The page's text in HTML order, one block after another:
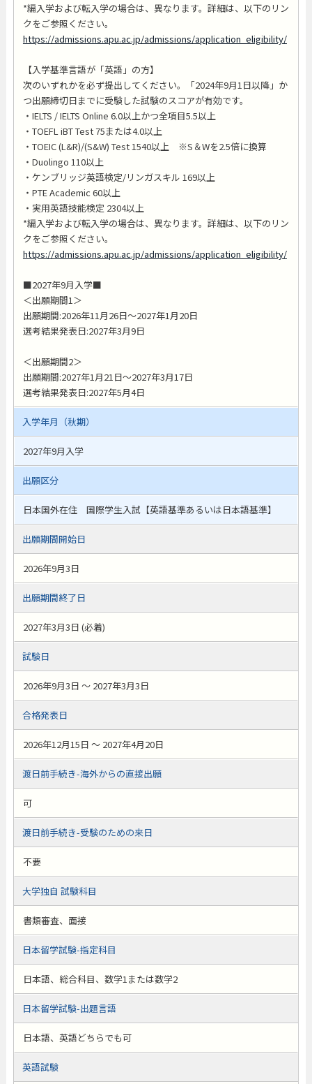
*編入学および転入学の場合は、異なります。詳細は、以下のリン
クをご参照ください。
https://admissions.apu.ac.jp/admissions/application_eligibility/
【入学基準言語が「英語」の方】
次のいずれかを必ず提出してください。「2024年9月1日以降」か
つ出願締切日までに受験した試験のスコアが有効です。
・IELTS / IELTS Online 6.0以上かつ全項目5.5以上
・TOEFL iBT Test 75または4.0以上
・TOEIC (L&R)/(S&W) Test 1540以上 ※S＆Wを2.5倍に換算
・Duolingo 110以上
・ケンブリッジ英語検定/リンガスキル 169以上
・PTE Academic 60以上
・実用英語技能検定 2304以上
*編入学および転入学の場合は、異なります。詳細は、以下のリン
クをご参照ください。
https://admissions.apu.ac.jp/admissions/application_eligibility/
■2027年9月入学■
＜出願期間1＞
出願期間:2026年11月26日～2027年1月20日
選考結果発表日:2027年3月9日
＜出願期間2＞
出願期間:2027年1月21日～2027年3月17日
選考結果発表日:2027年5月4日
入学年月（秋期）
2027年9月入学
出願区分
日本国外在住 国際学生入試【英語基準あるいは日本語基準】
出願期間開始日
2026年9月3日
出願期間終了日
2027年3月3日 (必着)
試験日
2026年9月3日 ～ 2027年3月3日
合格発表日
2026年12月15日 ～ 2027年4月20日
渡日前手続き-海外からの直接出願
可
渡日前手続き-受験のための来日
不要
大学独自 試験科目
書類審査、面接
日本留学試験-指定科目
日本語、総合科目、数学1または数学2
日本留学試験-出題言語
日本語、英語どちらでも可
英語試験